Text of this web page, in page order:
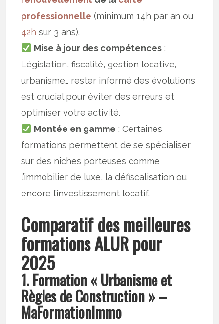
professionnelle (minimum 14h par an ou
42h sur 3 ans).
Mise à jour des compétences:
Législation, fiscalité, gestion locative,
urbanisme… rester informé des évolutions
est crucial pour éviter des erreurs et
optimiser votre activité.
Montée en gamme : Certaines
formations permettent de se spécialiser
sur des niches porteuses comme
l’immobilier de luxe, la défiscalisation ou
encore l’investissement locatif.
Comparatif des meilleures
formations ALUR pour
2025
1. Formation « Urbanisme et
Règles de Construction » –
MaFormationImmo